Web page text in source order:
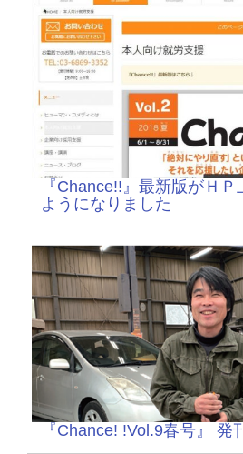
『Chance!!』最新版がＨ
ようになりました
『Chance! !Vol.9春号』 発